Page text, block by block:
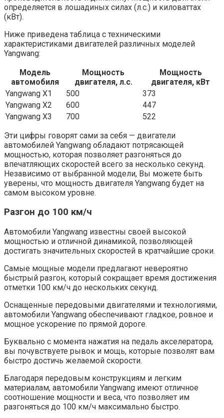
определяется в лошадиных силах (л.с.) и киловаттах
(кВт).
Ниже приведена таблица с техническими
характеристиками двигателей различных моделей
Yangwang:
Модель
автомобиля
Мощность
двигателя, л.с.
Мощность
двигателя, кВт
Yangwang X1
500
373
Yangwang X2
600
447
Yangwang X3
700
522
Эти цифры говорят сами за себя — двигатели
автомобилей Yangwang обладают потрясающей
мощностью, которая позволяет разгоняться до
впечатляющих скоростей всего за несколько секунд.
Независимо от выбранной модели, Вы можете быть
уверены, что мощность двигателя Yangwang будет на
самом высоком уровне.
Разгон до 100 км/ч
Автомобили Yangwang известны своей высокой
мощностью и отличной динамикой, позволяющей
достигать значительных скоростей в кратчайшие сроки.
Самые мощные модели предлагают невероятно
быстрый разгон, который сокращает время достижения
отметки 100 км/ч до нескольких секунд.
Оснащенные передовыми двигателями и технологиями,
автомобили Yangwang обеспечивают гладкое, ровное и
мощное ускорение по прямой дороге.
Буквально с момента нажатия на педаль акселератора,
вы почувствуете рывок и мощь, которые позволят вам
быстро достичь желаемой скорости.
Благодаря передовым конструкциям и легким
материалам, автомобили Yangwang имеют отличное
соотношение мощности и веса, что позволяет им
разгоняться до 100 км/ч максимально быстро.